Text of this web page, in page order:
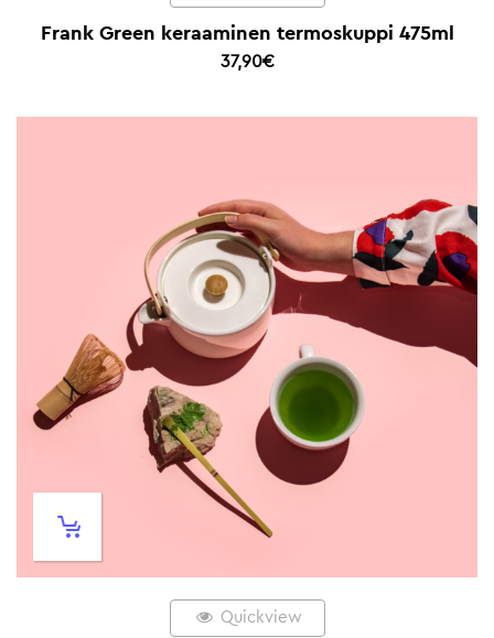
Frank Green keraaminen termoskuppi 475ml
37,90€
Quickview